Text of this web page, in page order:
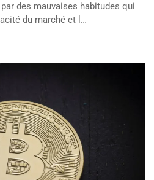
des mauvaises habitudes qui
du marché et l…